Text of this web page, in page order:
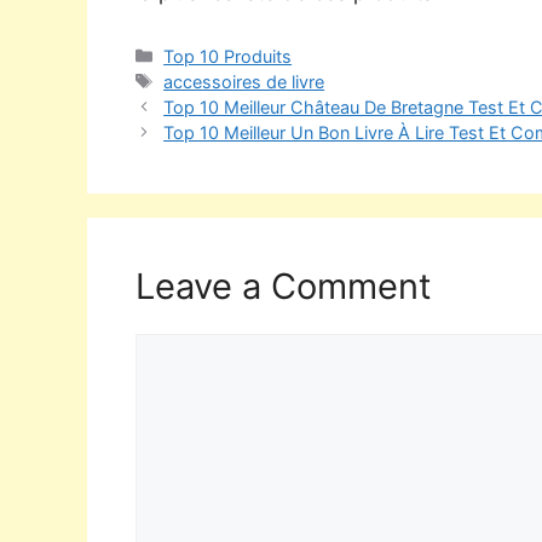
Top 10 Produits
accessoires de livre
Top 10 Meilleur Château De Bretagne Test Et
Top 10 Meilleur Un Bon Livre À Lire Test Et
Leave a Comment